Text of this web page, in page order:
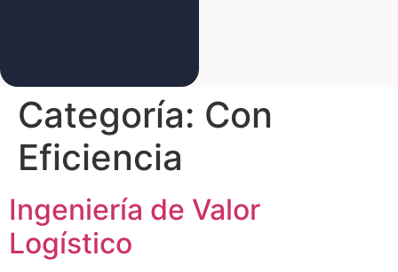
Categoría: Con
Eficiencia
Ingeniería de Valor
Logístico